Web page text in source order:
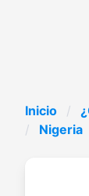
Inicio
Nigeria